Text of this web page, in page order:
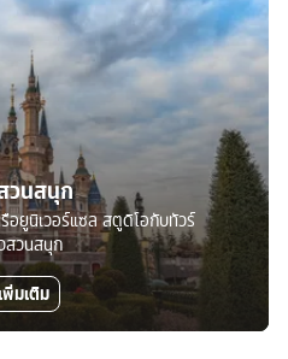
วนสนุก
ยูนิเวอร์แซล สตูดิโอกับทัวร์
สวนสนุก
มเติม